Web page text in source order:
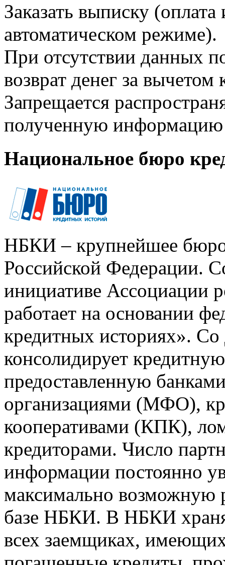
Заказать выписку
автоматическом режиме).
При отсутствии данных
возврат денег за
Запрещается
полученную информацию
Национальное бюро
НБКИ – крупнейшее
Российской Федерации.
инициативе Ассоциации
работает на основании
кредитных историях».
консолидирует
предоставленную
организациями (МФО),
кооперативами (КПК),
кредиторами. Число
информации постоянно
максимально возможную
базе НБКИ. В НБКИ
всех заемщиках,